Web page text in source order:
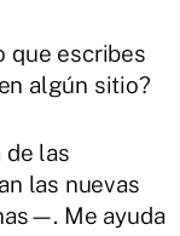
escribes
algún sitio?
de las
las nuevas
Me ayuda